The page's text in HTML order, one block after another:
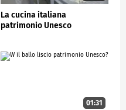
La cucina italiana
patrimonio Unesco
01:31